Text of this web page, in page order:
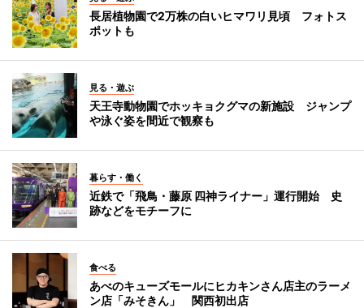
長居植物園で2万株の白いヒマワリ見頃 フォトス
ポットも
見る・遊ぶ
天王寺動物園でホッキョクグマの新施設 ジャンプ
や泳ぐ姿を間近で観察も
暮らす・働く
近鉄で「飛鳥・藤原 四神ライナー」運行開始 史
跡などをモチーフに
食べる
あべのキューズモールにヒカキンさん店主のラーメ
ン店「みそきん」 関西初出店